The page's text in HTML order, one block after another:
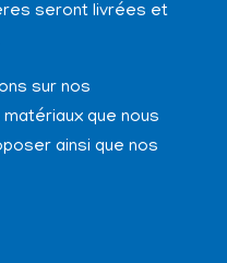
seront livrées et
sur nos
que nous
ainsi que nos